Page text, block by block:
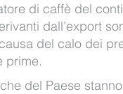
di caffè del
dall’export
del calo dei
prime.
del Paese